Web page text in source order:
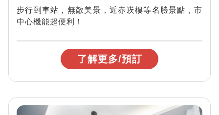
步行到車站，無敵美景，近赤崁樓等名勝景點，市
中心機能超便利！
了解更多/預訂